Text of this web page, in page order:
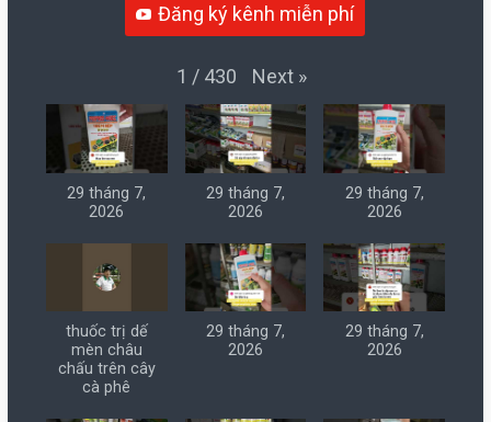
Đăng ký kênh miễn phí
1 / 430 Next »
29 tháng 7,
2026
29 tháng 7,
2026
29 tháng 7,
2026
thuốc trị dế
mèn châu
chấu trên cây
cà phê
29 tháng 7,
2026
29 tháng 7,
2026